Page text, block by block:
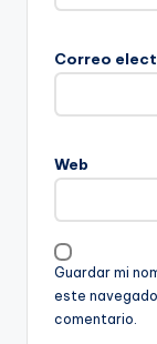
Correo
Web
Guardar mi
este
comentario.